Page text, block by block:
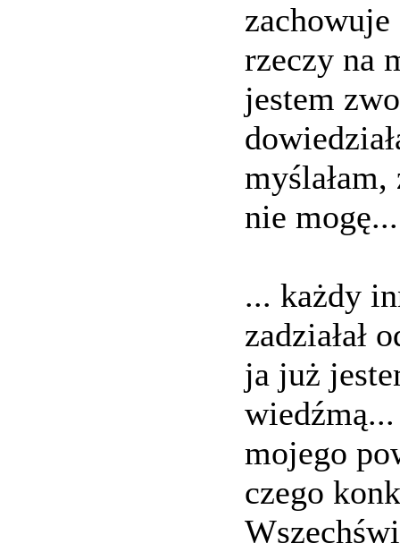
zachowuje
rzeczy na
jestem
nie mogę...
... każdy
zadziałał
ja już
mojego
czego